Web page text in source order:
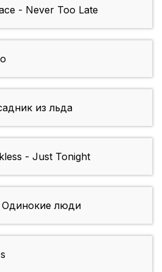
- Never Too Late
из льда
- Just Tonight
люди